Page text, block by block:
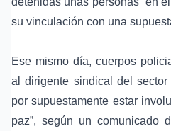
su vinculación con una
Ese mismo día, cuerpos
al dirigente sindical del sector
por supuestamente estar
paz”, según un comunicado